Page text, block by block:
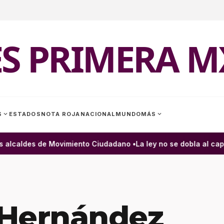
PRIMERA
expand_more ESTADOS NOTA ROJA NACIONAL MUNDOMÁS expand_more
de Movimiento Ciudadano •La ley no se dobla al